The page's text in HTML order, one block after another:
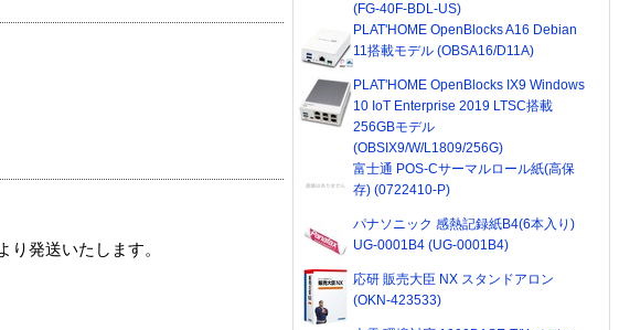
発送いたします。
(FG-40F-BDL-US)
PLAT'HOME OpenBlocks A16 Debian
11搭載モデル (OBSA16/D11A)
PLAT'HOME OpenBlocks IX9 Windows
10 IoT Enterprise 2019 LTSC搭載
256GBモデル
(OBSIX9/W/L1809/256G)
富士通 POS-Cサーマルロール紙(高保
存) (0722410-P)
パナソニック 感熱記録紙B4(6本入り)
UG-0001B4 (UG-0001B4)
応研 販売大臣 NX スタンドアロン
(OKN-423533)